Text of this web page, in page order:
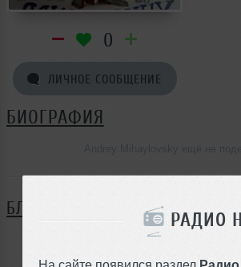
РАДИО
На сайте появился раздел Радио
0
ЛИЧНОЕ СООБЩЕНИЕ
БИОГРАФИЯ
БЛОГ